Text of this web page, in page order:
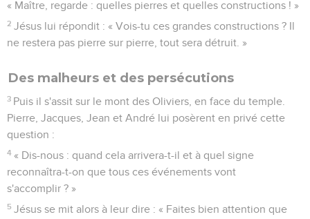
« Maître, regarde : quelles pierres et quelles constructions ! »
2 Jésus lui répondit : « Vois-tu ces grandes constructions ? Il
ne restera pas pierre sur pierre, tout sera détruit. »
Des malheurs et des persécutions
3 Puis il s'assit sur le mont des Oliviers, en face du temple.
Pierre, Jacques, Jean et André lui posèrent en privé cette
question :
4 « Dis-nous : quand cela arrivera-t-il et à quel signe
reconnaîtra-t-on que tous ces événements vont
s'accomplir ? »
5 Jésus se mit alors à leur dire : « Faites bien attention que